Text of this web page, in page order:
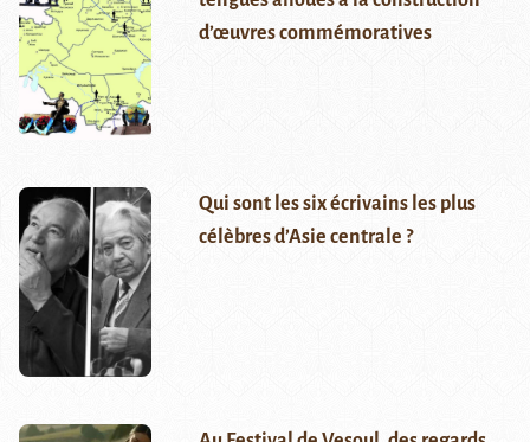
d’œuvres commémoratives
Qui sont les six écrivains les plus
célèbres d’Asie centrale ?